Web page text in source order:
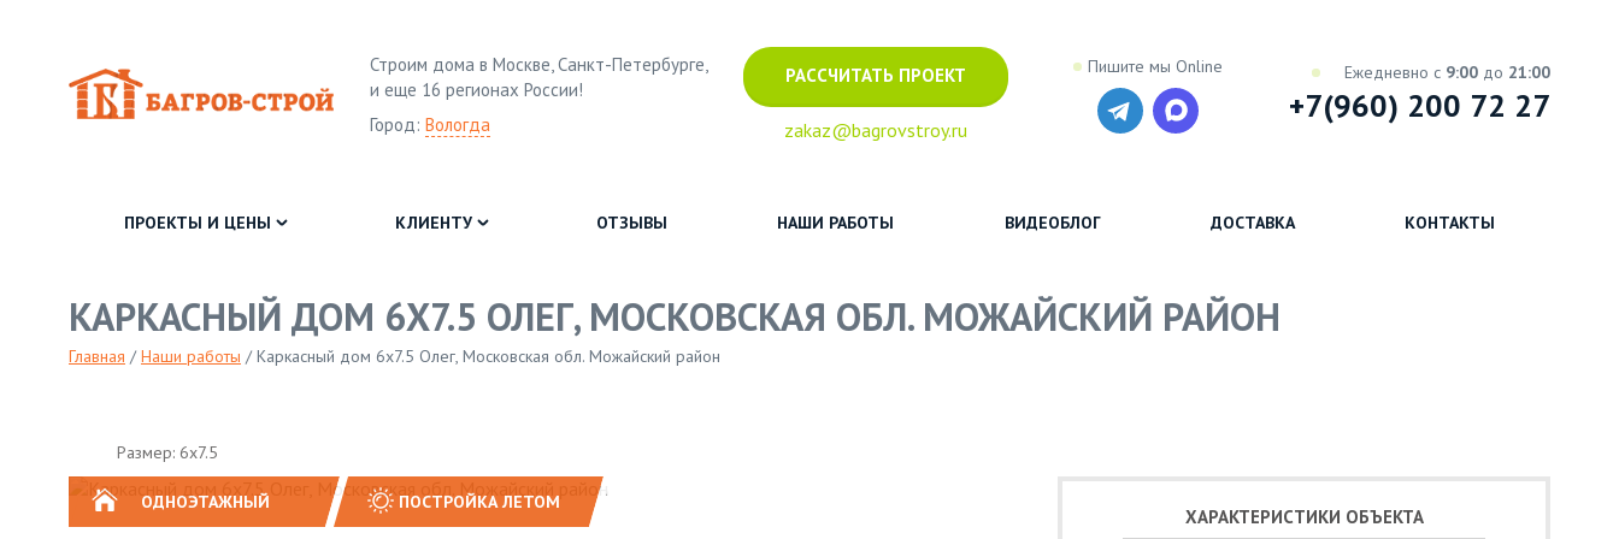
Строим дома в Москве, Санкт-Петербурге,
и еще 16 регионах России!
Город: Вологда
РАССЧИТАТЬ ПРОЕКТ
zakaz@bagrovstroy.ru
Пишите мы Online Ежедневно с 9:00 до 21:00
+7(960) 200 72 27
ПРОЕКТЫ И ЦЕНЫ КЛИЕНТУ ОТЗЫВЫ НАШИ РАБОТЫ ВИДЕОБЛОГ ДОСТАВКА КОНТАКТЫ
КАРКАСНЫЙ ДОМ 6Х7.5 ОЛЕГ, МОСКОВСКАЯ ОБЛ. МОЖАЙСКИЙ РАЙОН
Главная /Наши работы /Каркасный дом 6х7.5 Олег, Московская обл. Можайский район
ОДНОЭТАЖНЫЙ ПОСТРОЙКА ЛЕТОМ
Размер: 6х7.5
ХАРАКТЕРИСТИКИ ОБЪЕКТА